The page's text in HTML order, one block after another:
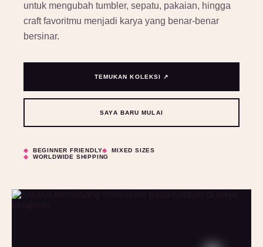
untuk mengubah tumbler, sepatu, pakaian, hingga
craft favoritmu menjadi karya yang benar-benar
bersinar.
TEMUKAN KOLEKSI ↗
SAYA BARU MULAI
BEGINNER FRIENDLY
MIXED SIZES
WORLDWIDE SHIPPING